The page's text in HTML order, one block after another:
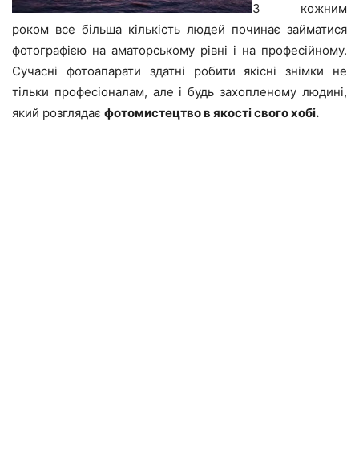
З кожним
роком все більша кількість людей починає займатися
фотографією на аматорському рівні і на професійному.
Сучасні фотоапарати здатні робити якісні знімки не
тільки професіоналам, але і будь захопленому людині,
який розглядає фотомистецтво в якості свого хобі.